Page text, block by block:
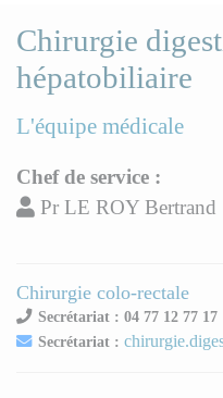
Chirurgie
hépatobiliaire
L'équipe médicale
Chef de service :
Pr LE ROY Bertrand
Chirurgie colo-rectale
Secrétariat : 04 77 12 77 17
Secrétariat :